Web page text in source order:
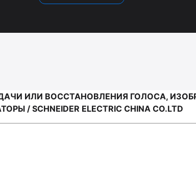
ИЛИ ВОССТАНОВЛЕНИЯ ГОЛОСА,
ELECTRIC CHINA CO.LTD